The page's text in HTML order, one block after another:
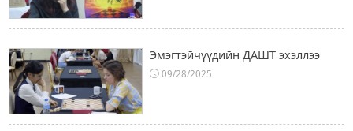
Эмэгтэйчүүдийн ДАШТ эхэллээ
09/28/2025